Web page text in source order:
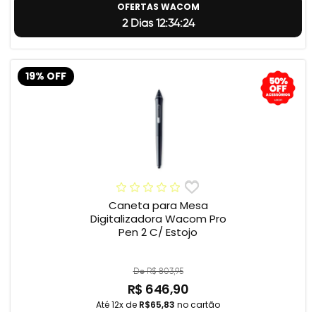
OFERTAS WACOM
2 Dias 12:34:23
19% OFF
Caneta para Mesa
Digitalizadora Wacom Pro
Pen 2 C/ Estojo
De R$ 803,95
R$ 646,90
Até 12x de R$65,83 no cartão